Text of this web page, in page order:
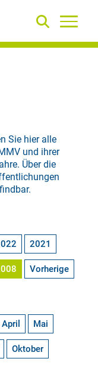
Sie hier alle
und ihrer
Über die
2021
Vorherige
April Mai
Oktober